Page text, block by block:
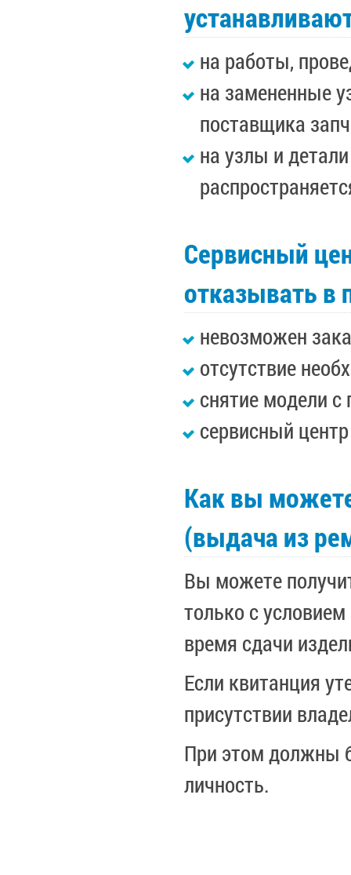
на работы,
на замененные
поставщика
на узлы и
Сервисный
отказывать в
невозможен
отсутствие
снятие модели с
сервисный
Как вы
(выдача из
Вы можете
только с
время сдачи
Если квитанция
присутствии
При этом должны
личность.